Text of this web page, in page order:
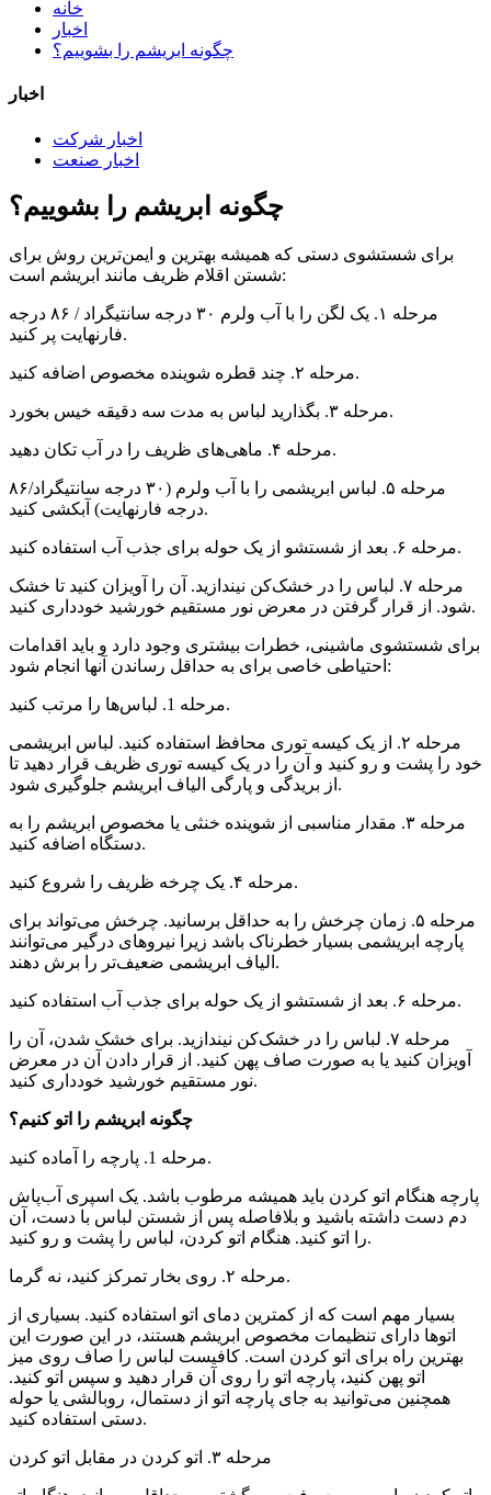
خانه
اخبار
چگونه ابریشم را بشوییم؟
اخبار
اخبار شرکت
اخبار صنعت
چگونه ابریشم را بشوییم؟
برای شستشوی دستی که همیشه بهترین و ایمن‌ترین روش برای
شستن اقلام ظریف مانند ابریشم است:
مرحله ۱. یک لگن را با آب ولرم ۳۰ درجه سانتیگراد / ۸۶ درجه
فارنهایت پر کنید.
مرحله ۲. چند قطره شوینده مخصوص اضافه کنید.
مرحله ۳. بگذارید لباس به مدت سه دقیقه خیس بخورد.
مرحله ۴. ماهی‌های ظریف را در آب تکان دهید.
مرحله ۵. لباس ابریشمی را با آب ولرم (۳۰ درجه سانتیگراد/۸۶
درجه فارنهایت) آبکشی کنید.
مرحله ۶. بعد از شستشو از یک حوله برای جذب آب استفاده کنید.
مرحله ۷. لباس را در خشک‌کن نیندازید. آن را آویزان کنید تا خشک
شود. از قرار گرفتن در معرض نور مستقیم خورشید خودداری کنید.
برای شستشوی ماشینی، خطرات بیشتری وجود دارد و باید اقدامات
احتیاطی خاصی برای به حداقل رساندن آنها انجام شود:
مرحله 1. لباس‌ها را مرتب کنید.
مرحله ۲. از یک کیسه توری محافظ استفاده کنید. لباس ابریشمی
خود را پشت و رو کنید و آن را در یک کیسه توری ظریف قرار دهید تا
از بریدگی و پارگی الیاف ابریشم جلوگیری شود.
مرحله ۳. مقدار مناسبی از شوینده خنثی یا مخصوص ابریشم را به
دستگاه اضافه کنید.
مرحله ۴. یک چرخه ظریف را شروع کنید.
مرحله ۵. زمان چرخش را به حداقل برسانید. چرخش می‌تواند برای
پارچه ابریشمی بسیار خطرناک باشد زیرا نیروهای درگیر می‌توانند
الیاف ابریشمی ضعیف‌تر را برش دهند.
مرحله ۶. بعد از شستشو از یک حوله برای جذب آب استفاده کنید.
مرحله ۷. لباس را در خشک‌کن نیندازید. برای خشک شدن، آن را
آویزان کنید یا به صورت صاف پهن کنید. از قرار دادن آن در معرض
نور مستقیم خورشید خودداری کنید.
چگونه ابریشم را اتو کنیم؟
مرحله 1. پارچه را آماده کنید.
پارچه هنگام اتو کردن باید همیشه مرطوب باشد. یک اسپری آب‌پاش
دم دست داشته باشید و بلافاصله پس از شستن لباس با دست، آن
را اتو کنید. هنگام اتو کردن، لباس را پشت و رو کنید.
مرحله ۲. روی بخار تمرکز کنید، نه گرما.
بسیار مهم است که از کمترین دمای اتو استفاده کنید. بسیاری از
اتوها دارای تنظیمات مخصوص ابریشم هستند، در این صورت این
بهترین راه برای اتو کردن است. کافیست لباس را صاف روی میز
اتو پهن کنید، پارچه اتو را روی آن قرار دهید و سپس اتو کنید.
همچنین می‌توانید به جای پارچه اتو از دستمال، روبالشی یا حوله
دستی استفاده کنید.
مرحله ۳. اتو کردن در مقابل اتو کردن